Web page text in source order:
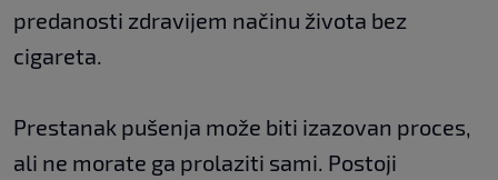
predanosti zdravijem načinu života bez
cigareta.
Prestanak pušenja može biti izazovan proces,
ali ne morate ga prolaziti sami. Postoji